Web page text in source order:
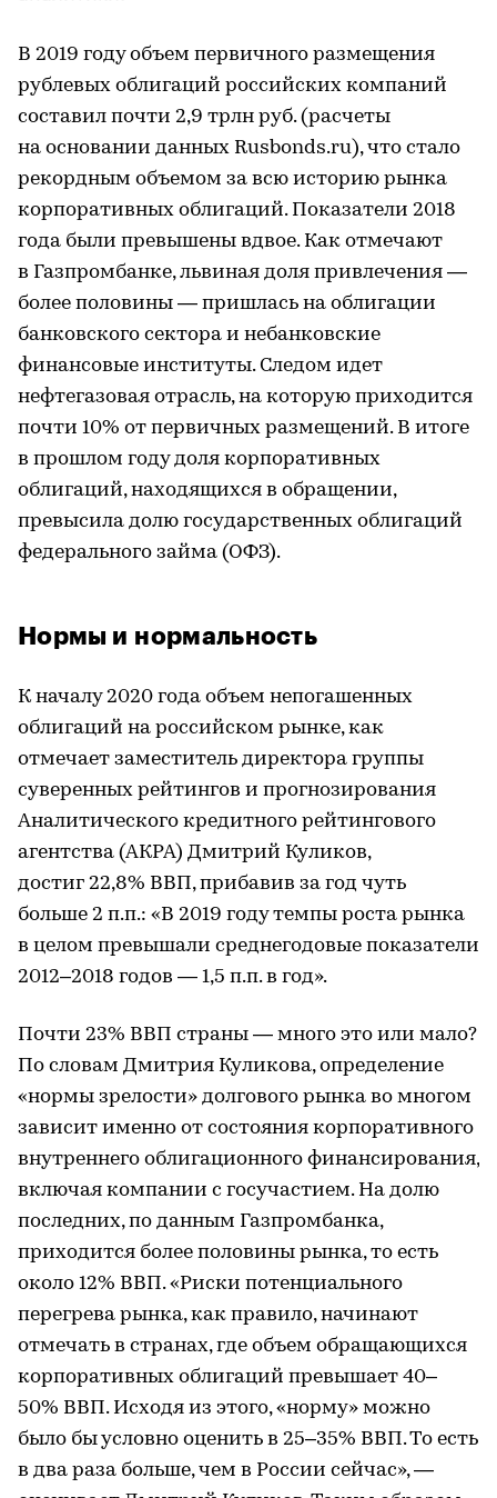
В 2019 году объем первичного размещения
рублевых облигаций российских компаний
составил почти 2,9 трлн руб. (расчеты
на основании данных Rusbonds.ru), что стало
рекордным объемом за всю историю рынка
корпоративных облигаций. Показатели 2018
года были превышены вдвое. Как отмечают
в Газпромбанке, львиная доля привлечения —
более половины — пришлась на облигации
банковского сектора и небанковские
финансовые институты. Следом идет
нефтегазовая отрасль, на которую приходится
почти 10% от первичных размещений. В итоге
в прошлом году доля корпоративных
облигаций, находящихся в обращении,
превысила долю государственных облигаций
федерального займа (ОФЗ).
Нормы и нормальность
К началу 2020 года объем непогашенных
облигаций на российском рынке, как
отмечает заместитель директора группы
суверенных рейтингов и прогнозирования
Аналитического кредитного рейтингового
агентства (АКРА) Дмитрий Куликов,
достиг 22,8% ВВП, прибавив за год чуть
больше 2 п.п.: «В 2019 году темпы роста рынка
в целом превышали среднегодовые показатели
2012–2018 годов — 1,5 п.п. в год».
Почти 23% ВВП страны — много это или мало?
По словам Дмитрия Куликова, определение
«нормы зрелости» долгового рынка во многом
зависит именно от состояния корпоративного
внутреннего облигационного финансирования,
включая компании с госучастием. На долю
последних, по данным Газпромбанка,
приходится более половины рынка, то есть
около 12% ВВП. «Риски потенциального
перегрева рынка, как правило, начинают
отмечать в странах, где объем обращающихся
корпоративных облигаций превышает 40–
50% ВВП. Исходя из этого, «норму» можно
было бы условно оценить в 25–35% ВВП. То есть
в два раза больше, чем в России сейчас», —